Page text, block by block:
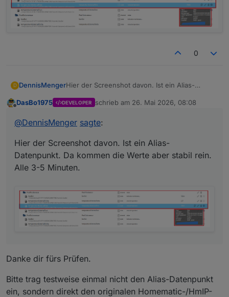
0
D DennisMengerHier der Screenshot davon. Ist ein Alias-
rein. Alle 3-5 Minuten.
DasBo1975 DEVELOPER schrieb am 26. Mai 2026, 08:08
zuletzt editiert von
@DennisMenger sagte:
Hier der Screenshot davon. Ist ein Alias-
Datenpunkt. Da kommen die Werte aber stabil rein.
Alle 3-5 Minuten.
Danke dir fürs Prüfen.
Bitte trag testweise einmal nicht den Alias-Datenpunkt
ein, sondern direkt den originalen Homematic-/HmIP-